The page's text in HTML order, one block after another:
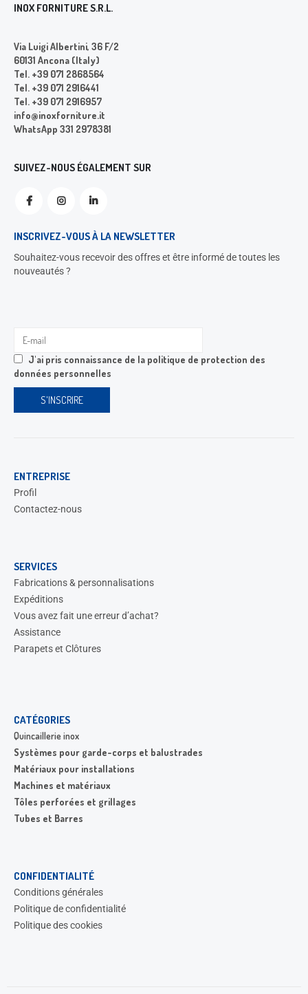
INOX FORNITURE S.R.L.
Via Luigi Albertini, 36 F/2
60131 Ancona (Italy)
Tel. +39 071 2868564
Tel. +39 071 2916441
Tel. +39 071 2916957
info@inoxforniture.it
WhatsApp 331 2978381
SUIVEZ-NOUS ÉGALEMENT SUR
INSCRIVEZ-VOUS À LA NEWSLETTER
Souhaitez-vous recevoir des offres et être informé de toutes les
nouveautés ?
J'ai pris connaissance de la politique de protection des
données personnelles
ENTREPRISE
Profil
Contactez-nous
SERVICES
Fabrications & personnalisations
Expéditions
Vous avez fait une erreur d’achat?
Assistance
Parapets et Clôtures
CATÉGORIES
Quincaillerie inox
Systèmes pour garde-corps et balustrades
Matériaux pour installations
Machines et matériaux
Tôles perforées et grillages
Tubes et Barres
CONFIDENTIALITÉ
Conditions générales
Politique de confidentialité
Politique des cookies